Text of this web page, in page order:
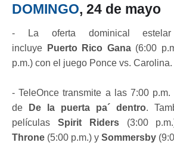
DOMINGO, 24 de mayo
- La oferta dominical estelar
incluye
Puerto Rico Gana(6:00
p.m.) con el juego Ponce vs. Carolina.
- TeleOnce transmite a las 7:00
de
De la puerta pa´ dentro.
películas Spirit Riders(3:00
Throne (5:00 p.m.) y Sommersby